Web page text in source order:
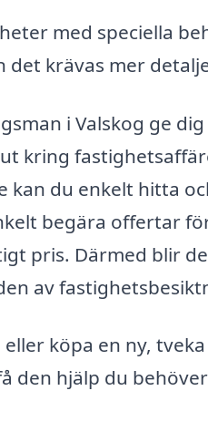
med speciella
det krävas mer
i Valskog ge
kring
du enkelt hitta
begära offertar
pris. Därmed blir
av
köpa en ny,
den hjälp du